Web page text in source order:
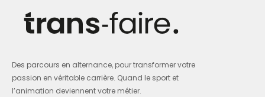
Des parcours en alternance, pour transformer votre
passion en véritable carrière. Quand le sport et
l’animation deviennent votre métier.